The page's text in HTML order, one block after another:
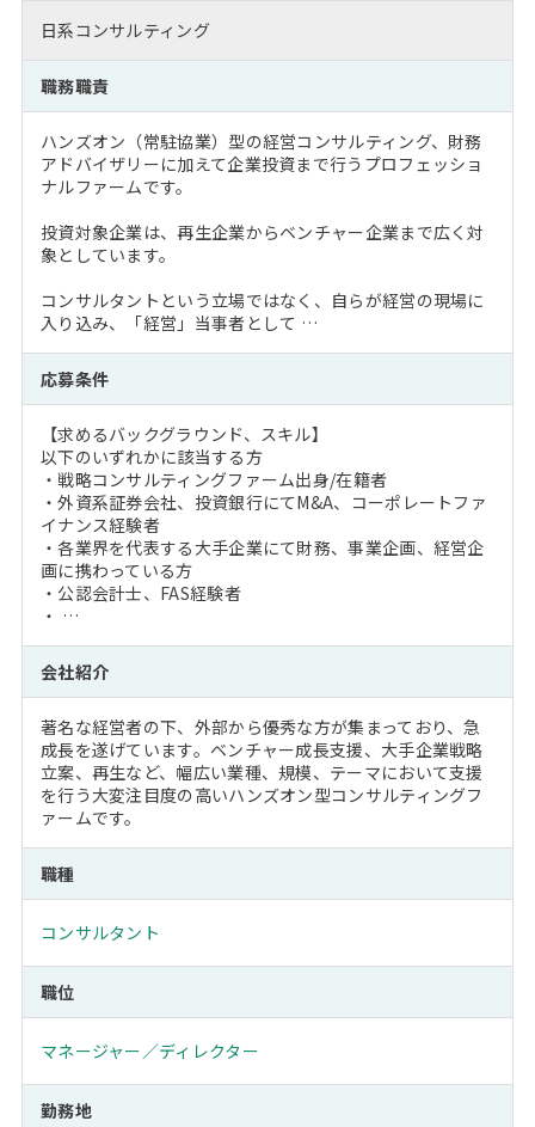
日系コンサルティング
職務職責
ハンズオン（常駐協業）型の経営コンサルティング、財務
アドバイザリーに加えて企業投資まで行うプロフェッショ
ナルファームです。
投資対象企業は、再生企業からベンチャー企業まで広く対
象としています。
コンサルタントという立場ではなく、自らが経営の現場に
入り込み、「経営」当事者として …
応募条件
【求めるバックグラウンド、スキル】
以下のいずれかに該当する方
・戦略コンサルティングファーム出身/在籍者
・外資系証券会社、投資銀行にてM&A、コーポレートファ
イナンス経験者
・各業界を代表する大手企業にて財務、事業企画、経営企
画に携わっている方
・公認会計士、FAS経験者
・ …
会社紹介
著名な経営者の下、外部から優秀な方が集まっており、急
成長を遂げています。ベンチャー成長支援、大手企業戦略
立案、再生など、幅広い業種、規模、テーマにおいて支援
を行う大変注目度の高いハンズオン型コンサルティングフ
ァームです。
職種
コンサルタント
職位
マネージャー／ディレクター
勤務地